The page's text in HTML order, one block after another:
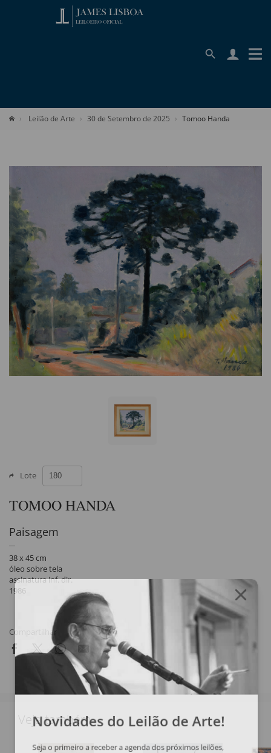
Leilão de Arte 30 de Setembro de 2025 Tomoo Handa
Lote
TOMOO HANDA
Paisagem
38 x 45 cm
óleo sobre tela
assinatura inf. dir.
1986
Compartilhar
Veja também
Novidades do Leilão de Arte!
Seja o primeiro a receber a agenda dos próximos leilões,